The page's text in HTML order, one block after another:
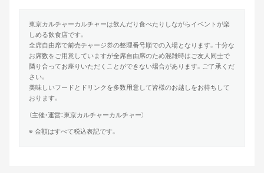
東京カルチャーカルチャーは飲んだり食べたりしながらイベントが楽
しめる飲食店です。
全席自由席で前売チャージ券の整理番号順での入場となります。十分な
お席数をご用意していますが全席自由席のため混雑時はご友人同士で
隣り合ってお座りいただくことができない場合があります。ご了承くだ
さい。
美味しいフードとドリンクを多数用意して皆様のお越しをお待ちして
おります。
（主催・運営：東京カルチャーカルチャー）
※ 金額はすべて税込表記です。